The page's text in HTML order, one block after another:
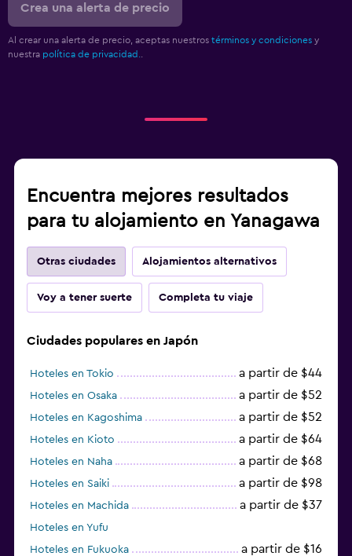
Crea una alerta de precio
Al crear una alerta de precio, aceptas nuestros términos y condiciones y
nuestra política de privacidad.
Encuentra mejores resultados
para tu alojamiento en Yanagawa
Otras ciudades Alojamientos alternativos
Voy a tener suerte Completa tu viaje
Ciudades populares en Japón
Hoteles en Tokio a partir de $44
Hoteles en Osaka a partir de $52
Hoteles en Kagoshima a partir de $52
Hoteles en Kioto a partir de $64
Hoteles en Naha a partir de $68
Hoteles en Saiki a partir de $98
Hoteles en Machida a partir de $37
Hoteles en Yufu
Hoteles en Fukuoka
a partir de $16